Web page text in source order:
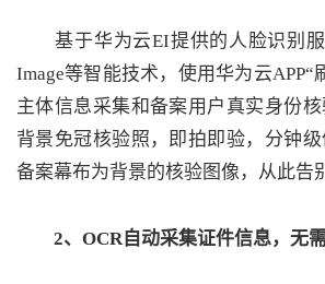
坛
圈
子
的
直
播
我
的
活
我
的
注
的
课
程
我
的
认
我
的
验
我
收
技
术
支
持
的
云
声
建
议
基于华为云EI提供的人脸识别服
Image等智能技术，使用华为云APP“
主体信息采集和备案用户真实身份
背景免冠核验照，即拍即验，分钟
备案幕布为背景的核验图像，从此告
2、OCR自动采集证件信息，无